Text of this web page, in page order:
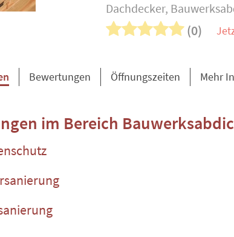
Dachdecker,
(0)
Bewertungen Öffnungszeiten Mehr
im Bereich